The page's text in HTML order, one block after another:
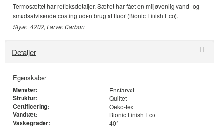
Termosættet har refleksdetaljer. Sættet har fået en miljøvenlig vand- og
smudsafvisende coating uden brug af fluor (Bionic Finish Eco).
Style: 4202, Farve: Carbon
Detaljer
Egenskaber
Mønster: Ensfarvet
Struktur: Quiltet
Certificering: Oeko-tex
Vandtæt: Bionic Finish Eco
Vaskegrader: 40°